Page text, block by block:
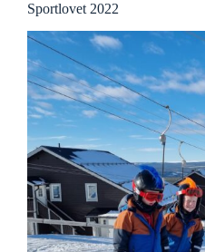
Sportlovet 2022